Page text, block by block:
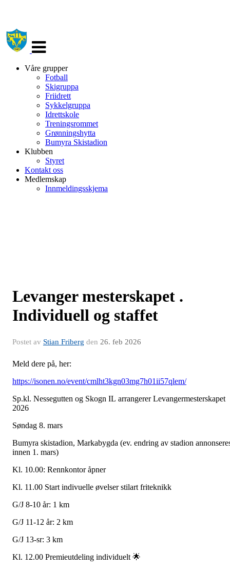
navigasjon
Våre grupper
Fotball
Skigruppa
Friidrett
Sykkelgruppa
Idrettskole
Treningsrommet
Grønningshytta
Bumyra Skistadion
Klubben
Styret
Kontakt oss
Medlemskap
Innmeldingsskjema
Levanger mesterskapet .
Individuell og staffet
Postet av Stian Friberg den 26. feb 2026
Meld dere på, her:
https://isonen.no/event/cmlht3kgn03mg7h01ii57qlem/
Sp.kl. Nessegutten og Skogn IL arrangerer Levangermesterskapet
2026
Søndag 8. mars
Bumyra skistadion, Markabygda (ev. endring av stadion
innen 1. mars)
Kl. 10.00: Rennkontor åpner
Kl. 11.00 Start indivuelle øvelser stilart friteknikk
G/J 8-10 år: 1 km
G/J 11-12 år: 2 km
G/J 13-sr: 3 km
Kl. 12.00 Premieutdeling individuelt 🌟